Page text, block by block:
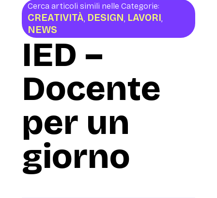
Cerca articoli simili nelle Categorie:
CREATIVITÀ, DESIGN, LAVORI,
NEWS
IED –
Docente
per un
giorno